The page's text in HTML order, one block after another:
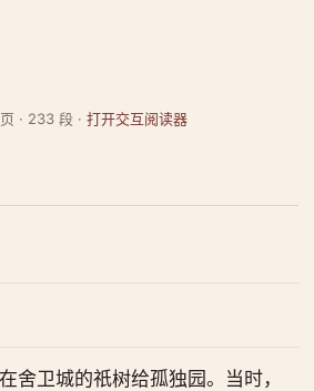
· 233 段 · 打开交互阅读器
舍卫城的祇树给孤独园。当时，